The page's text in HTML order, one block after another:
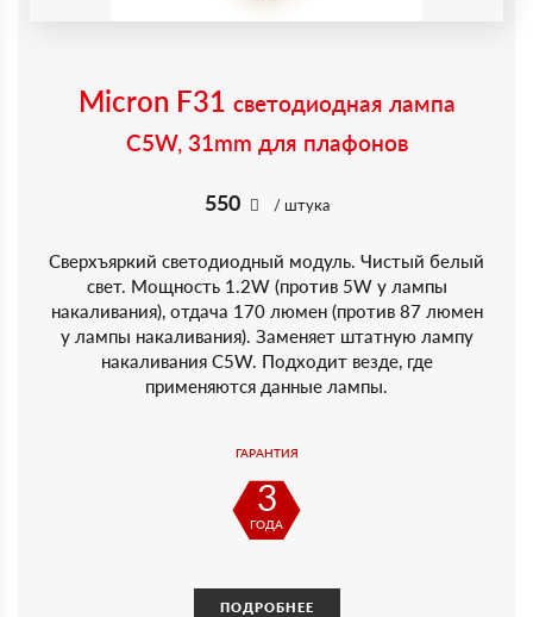
Micron F31 светодиодная лампа
C5W, 31mm для плафонов
550 / штука
Сверхъяркий светодиодный модуль. Чистый белый
свет. Мощность 1.2W (против 5W у лампы
накаливания), отдача 170 люмен (против 87 люмен
у лампы накаливания). Заменяет штатную лампу
накаливания C5W. Подходит везде, где
применяются данные лампы.
ГАРАНТИЯ
3
ГОДА
ПОДРОБНЕЕ